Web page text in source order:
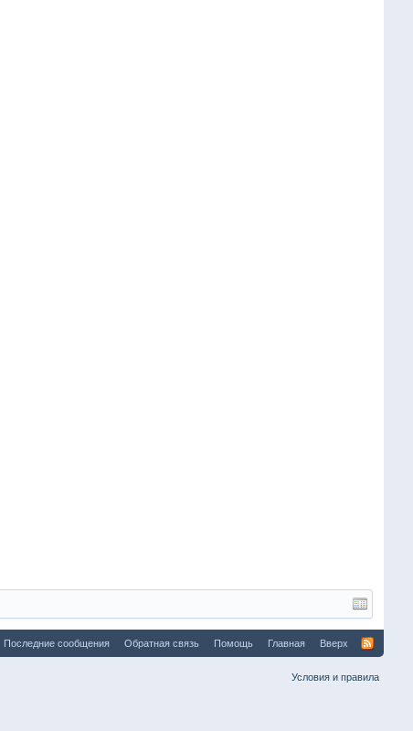
Последние сообщения Обратная связь Помощь Главная Вверх
Условия и правила